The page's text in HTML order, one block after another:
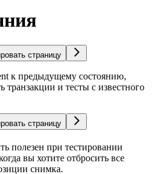
страницу
к предыдущему состоянию,
и тесты с известного
страницу
полезен при тестировании
вы хотите отбросить все
снимка.